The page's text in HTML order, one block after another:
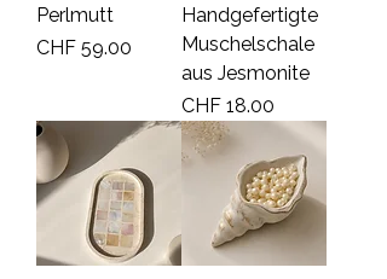
Perlmutt
Price
CHF 59.00
Handgefertigte
Muschelschale
aus Jesmonite
Price
CHF 18.00